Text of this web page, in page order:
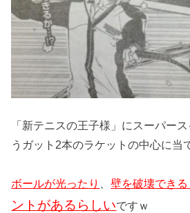
「新テニスの王子様」にスーパー
うガット2本のラケットの中心に当
ボールが光ったり 、壁を破壊でき
ントがあるらしいですｗ